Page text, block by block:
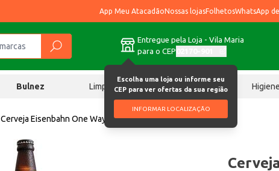
App Meu AtacadãoNossas lojasFolhetosWhatsApp
Entregue pela Loja - Vila Maria
para o CEP
Escolha uma loja ou informe seu
CEP para ver ofertas da sua região
INFORMAR LOCALIZAÇÃO
Bulnez Limpeza Chocolates Higiene
Cerveja Eisenbahn One Way 600ml